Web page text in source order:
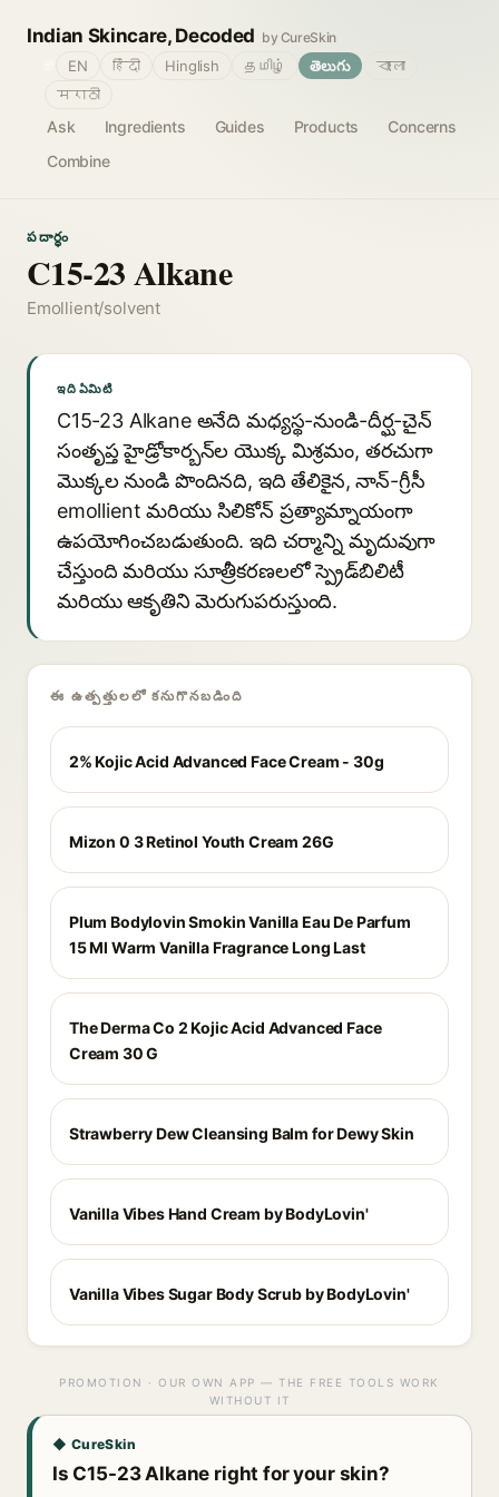
Indian Skincare, Decoded by CureSkin
Ask Ingredients Guides Products
Concerns
Combine
EN हिंदी Hinglish தமிழ் తెలుగు
বাংলা
मराठी
పదార్థం
C15-23 Alkane
Emollient/solvent
ఇది ఏమిటి
C15-23 Alkane అనేది మధ్యస్థ-నుండి-దీర్ఘ-చైన్
సంతృప్త హైడ్రోకార్బన్‌ల యొక్క మిశ్రమం, తరచుగా
మొక్కల నుండి పొందినది, ఇది తేలికైన, నాన్-గ్రీసీ
emollient మరియు సిలికోన్ ప్రత్యామ్నాయంగా
ఉపయోగించబడుతుంది. ఇది చర్మాన్ని మృదువుగా
చేస్తుంది మరియు సూత్రీకరణలలో స్ప్రెడ్‌బిలిటీ
మరియు ఆకృతిని మెరుగుపరుస్తుంది.
ఈ ఉత్పత్తులలో కనుగొనబడింది
2% Kojic Acid Advanced Face Cream - 30g
Mizon 0 3 Retinol Youth Cream 26G
Plum Bodylovin Smokin Vanilla Eau De Parfum
15 Ml Warm Vanilla Fragrance Long Last
The Derma Co 2 Kojic Acid Advanced Face
Cream 30 G
Strawberry Dew Cleansing Balm for Dewy Skin
Vanilla Vibes Hand Cream by BodyLovin'
Vanilla Vibes Sugar Body Scrub by BodyLovin'
PROMOTION · OUR OWN APP — THE FREE TOOLS WORK
WITHOUT IT
◆ CureSkin
Is C15-23 Alkane right for your skin?